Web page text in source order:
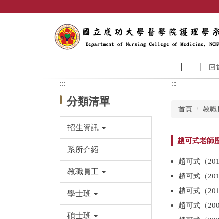
::: 回
:::
分類清單
招生資訊
系所介紹
教職員工
學士班
碩士班
:::
首頁 教職
趙可式老師
趙可式（
趙可式（
趙可式（
趙可式（